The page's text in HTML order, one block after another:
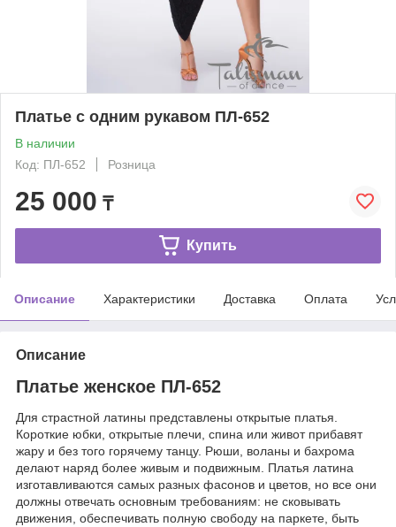
Платье с одним рукавом ПЛ-652
В наличии
Код: ПЛ-652
Розница
25 000 ₸
Купить
Описание Характеристики Доставка Оплата
Описание
Платье женское ПЛ-652
Для страстной латины представлены открытые платья.
Короткие юбки, открытые плечи, спина или живот прибавят
жару и без того горячему танцу. Рюши, воланы и бахрома
делают наряд более живым и подвижным. Платья латина
изготавливаются самых разных фасонов и цветов, но все они
должны отвечать основным требованиям: не сковывать
движения, обеспечивать полную свободу на паркете, быть